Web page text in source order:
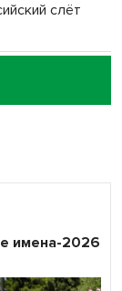
слёт
имена-2026